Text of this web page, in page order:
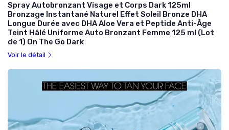
Spray Autobronzant Visage et Corps Dark 125ml
Bronzage Instantané Naturel Effet Soleil Bronze DHA
Longue Durée avec DHA Aloe Vera et Peptide Anti-Âge
Teint Hâlé Uniforme Auto Bronzant Femme 125 ml (Lot
de 1) On The Go Dark
Voir le détail